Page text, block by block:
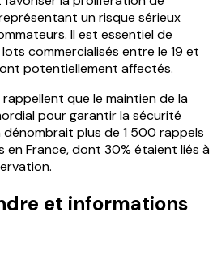
un risque sérieux
Il est essentiel de
commercialisés entre le 19 et
potentiellement affectés.
que le maintien de la
pour garantir la sécurité
dénombrait plus de 1 500 rappels
en France, dont 30% étaient liés à
et informations